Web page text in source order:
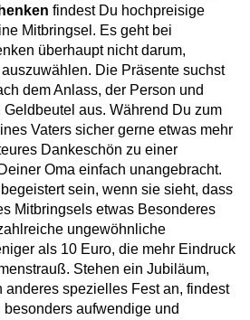
findest Du hochpreisige
Mitbringsel. Es geht bei
überhaupt nicht darum,
Die Präsente suchst
dem Anlass, der Person und
aus. Während Du zum
Vaters sicher gerne etwas mehr
Dankeschön zu einer
Oma einfach unangebracht.
sein, wenn sie sieht, dass
Mitbringsels etwas Besonderes
ungewöhnliche
als 10 Euro, die mehr Eindruck
Stehen ein Jubiläum,
anderes spezielles Fest an, findest
aufwendige und